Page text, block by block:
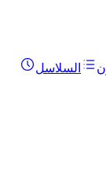
السلاسل